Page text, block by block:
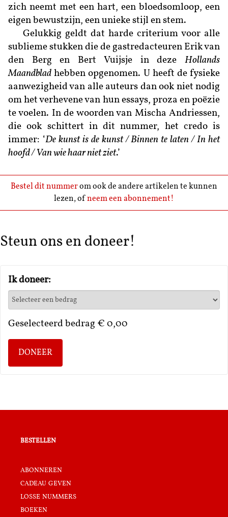
zich neemt met een hart, een bloedsomloop, een
eigen bewustzijn, een unieke stijl en stem.
Gelukkig geldt dat harde criterium voor alle
sublieme stukken die de gastredacteuren Erik van
den Berg en Bert Vuijsje in deze
Hollands
Maandblad hebben opgenomen. U heeft de fysieke
aanwezigheid van alle auteurs dan ook niet nodig
om het verhevene van hun essays, proza en poëzie
te voelen. In de woorden van Mischa Andriessen,
die ook schittert in dit nummer,
het credo is
immer: ‘De kunst is de kunst / Binnen te laten / In het
hoofd / Van wie haar niet ziet.’
Bestel dit nummerom ook de andere artikelen te kunnen
lezen, ofneem een abonnement!
Steun ons en doneer!
Ik doneer:
Geselecteerd bedrag € 0,00
DONEER
bestellen
abonneren
cadeau geven
losse nummers
boeken